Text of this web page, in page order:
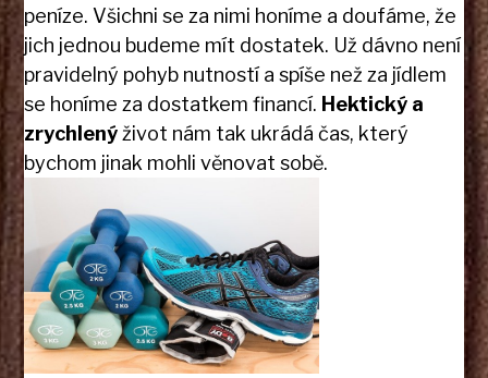
peníze. Všichni se za nimi honíme a doufáme, že
jich jednou budeme mít dostatek. Už dávno není
pravidelný pohyb nutností a spíše než za jídlem
se honíme za dostatkem financí. Hektický a
zrychlenýživot nám tak ukrádá čas, který
bychom jinak mohli věnovat sobě.